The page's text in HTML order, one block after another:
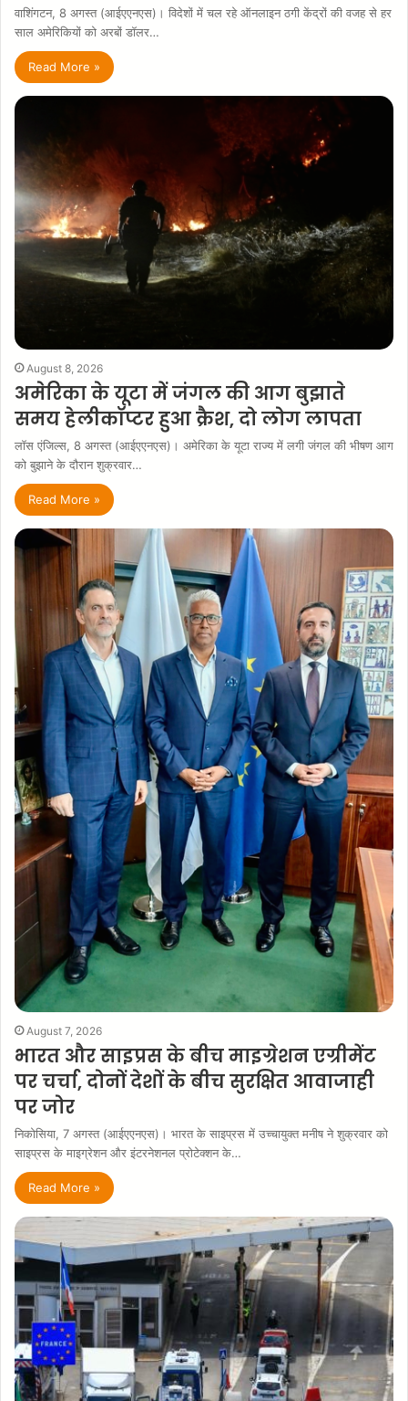
वाशिंगटन, 8 अगस्त (आईएएनएस)। विदेशों में चल रहे ऑनलाइन ठगी केंद्रों की वजह से हर
साल अमेरिकियों को अरबों डॉलर…
Read More »
August 8, 2026
अमेरिका के यूटा में जंगल की आग बुझाते
समय हेलीकॉप्टर हुआ क्रैश, दो लोग लापता
लॉस एंजिल्स, 8 अगस्त (आईएएनएस)। अमेरिका के यूटा राज्य में लगी जंगल की भीषण आग
को बुझाने के दौरान शुक्रवार…
Read More »
August 7, 2026
भारत और साइप्रस के बीच माइग्रेशन एग्रीमेंट
पर चर्चा, दोनों देशों के बीच सुरक्षित आवाजाही
पर जोर
निकोसिया, 7 अगस्त (आईएएनएस)। भारत के साइप्रस में उच्चायुक्त मनीष ने शुक्रवार को
साइप्रस के माइग्रेशन और इंटरनेशनल प्रोटेक्शन के…
Read More »